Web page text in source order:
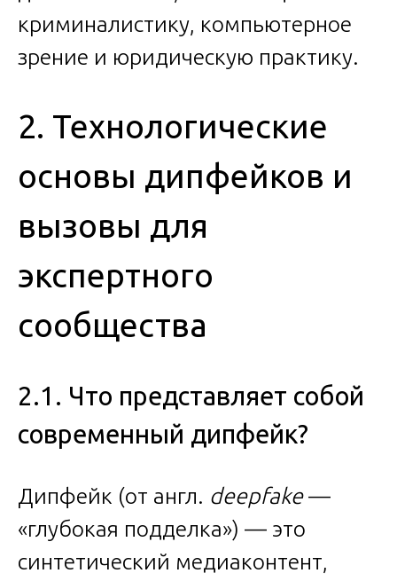
криминалистику, компьютерное
зрение и юридическую практику.
2. Технологические
основы дипфейков и
вызовы для
экспертного
сообщества
2.1. Что представляет собой
современный дипфейк?
Дипфейк (от англ. deepfake—
«глубокая подделка») — это
синтетический медиаконтент,